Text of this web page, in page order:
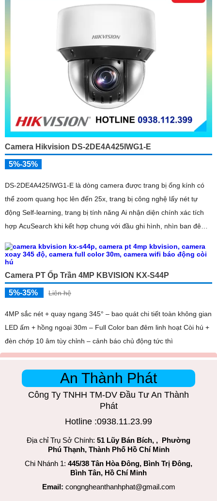
Camera Hikvision DS-2DE4A425IWG1-E
5%-35%
DS-2DE4A425IWG1-E là dòng camera được trang bị ống kính có
thể zoom quang học lên đến 25x, trang bị công nghệ lấy nét tự
động Self-learning, trang bị tính năng Ai nhận diện chính xác tích
hợp AcuSearch khi kết hợp chung với đầu ghi hình, nhìn ban đêm
Camera PT Ốp Trần 4MP KBVISION KX-S44P
5%-35% Liên hệ
4MP sắc nét + quay ngang 345° – bao quát chi tiết toàn không gian
LED ấm + hồng ngoại 30m – Full Color ban đêm linh hoạt Còi hú +
đèn chớp 10 âm tùy chỉnh – cảnh báo chủ động tức thì
An Thành Phát
Công Ty TNHH TM-DV Đầu Tư An Thành
Phát
Hotline :0938.11.23.99
Địa chỉ Trụ Sở Chính: 51 Lũy Bán Bích, , Phường
Phú Thạnh, Thành Phố Hồ Chí Minh
Chi Nhánh 1: 445/38 Tân Hòa Đông, Bình Trị Đông,
Bình Tân, Hồ Chí Minh
Email: congngheanthanhphat@gmail.com